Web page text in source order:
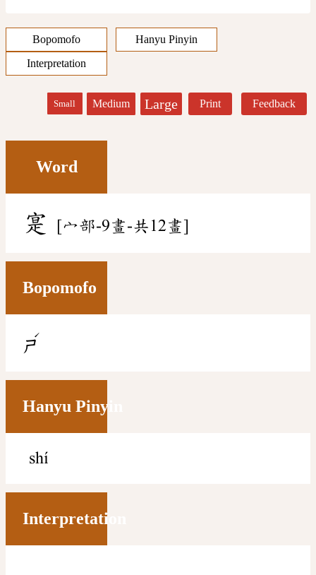
Bopomofo
Hanyu Pinyin
Interpretation
Small Medium Large Print Feedback
Word
寔 [宀部-9畫-共12畫]
Bopomofo
ㄕ
ˊ
Hanyu Pinyin
shí
Interpretation